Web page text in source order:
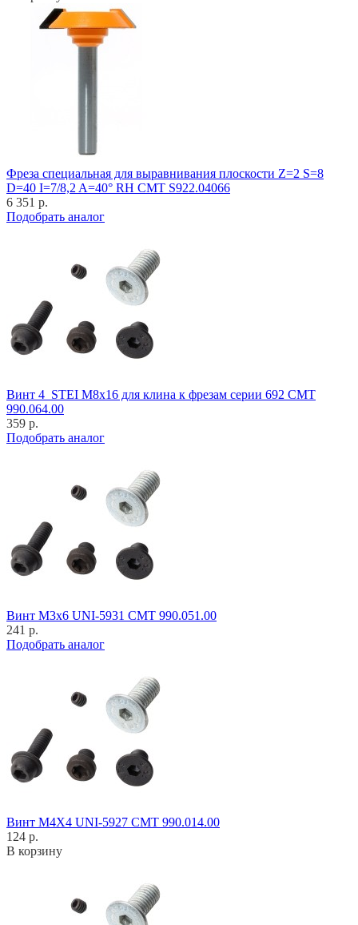
Фреза специальная для выравнивания плоскости Z=2 S=8
D=40 I=7/8,2 A=40° RH CMT S922.04066
6 351 р.
Подобрать аналог
Винт 4_STEI M8x16 для клина к фрезам серии 692 CMT
990.064.00
359 р.
Подобрать аналог
Винт M3x6 UNI-5931 CMT 990.051.00
241 р.
Подобрать аналог
Винт M4X4 UNI-5927 CMT 990.014.00
124 р.
В корзину